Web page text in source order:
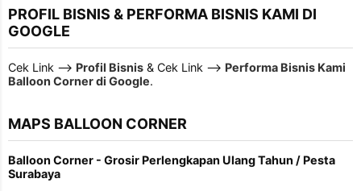
PROFIL BISNIS & PERFORMA BISNIS KAMI DI
GOOGLE
Cek Link --> Profil Bisnis & Cek Link --> Performa Bisnis Kami
Balloon Corner di Google.
MAPS BALLOON CORNER
Balloon Corner - Grosir Perlengkapan Ulang Tahun / Pesta
Surabaya